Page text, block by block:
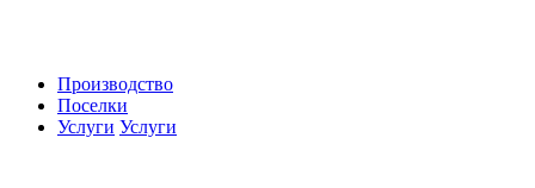
Производство
Поселки
Услуги Услуги